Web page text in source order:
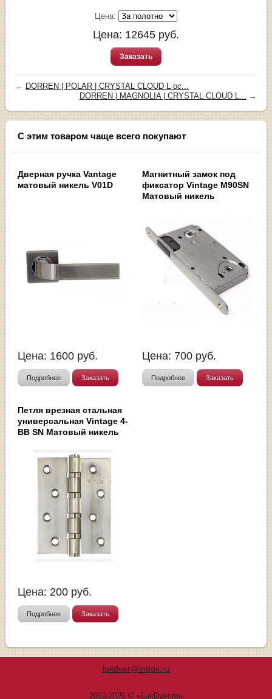
Цена:
Цена: 12645 руб.
Заказать
← DORREN | POLAR | CRYSTAL CLOUD L ос...
DORREN | MAGNOLIA | CRYSTAL CLOUD L... →
С этим товаром чаще всего покупают
Дверная ручка Vantage
матовый никель V01D
Цена: 1600 руб.
Подробнее Заказать
Магнитный замок под
фиксатор Vintage M90SN
Матовый никель
Цена: 700 руб.
Подробнее Заказать
Петля врезная стальная
универсальная Vintage 4-
BB SN Матовый никель
Цена: 200 руб.
Подробнее Заказать
luxdver@inbox.ru
2010-2026 © «LuxDver.ru»